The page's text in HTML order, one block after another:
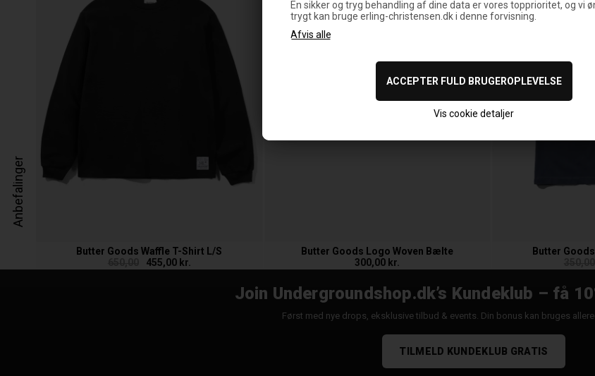
En sikker og tryg behandling af dine data er vores topprioritet, og vi
trygt kan bruge erling-christensen.dk i denne forvisning.
Vis cookie detaljer
Anbefalinger
Butter Goods Waffle T-Shirt L/S
455,00 kr.
Butter Goods Logo Woven Bælte
300,00 kr.
Butter
Join Undergroundshop.dk’s Kundeklub – få
Først med nye drops, eksklusive tilbud & events. Din bonus kan bruges
TILMELD KUNDEKLUB GRATIS